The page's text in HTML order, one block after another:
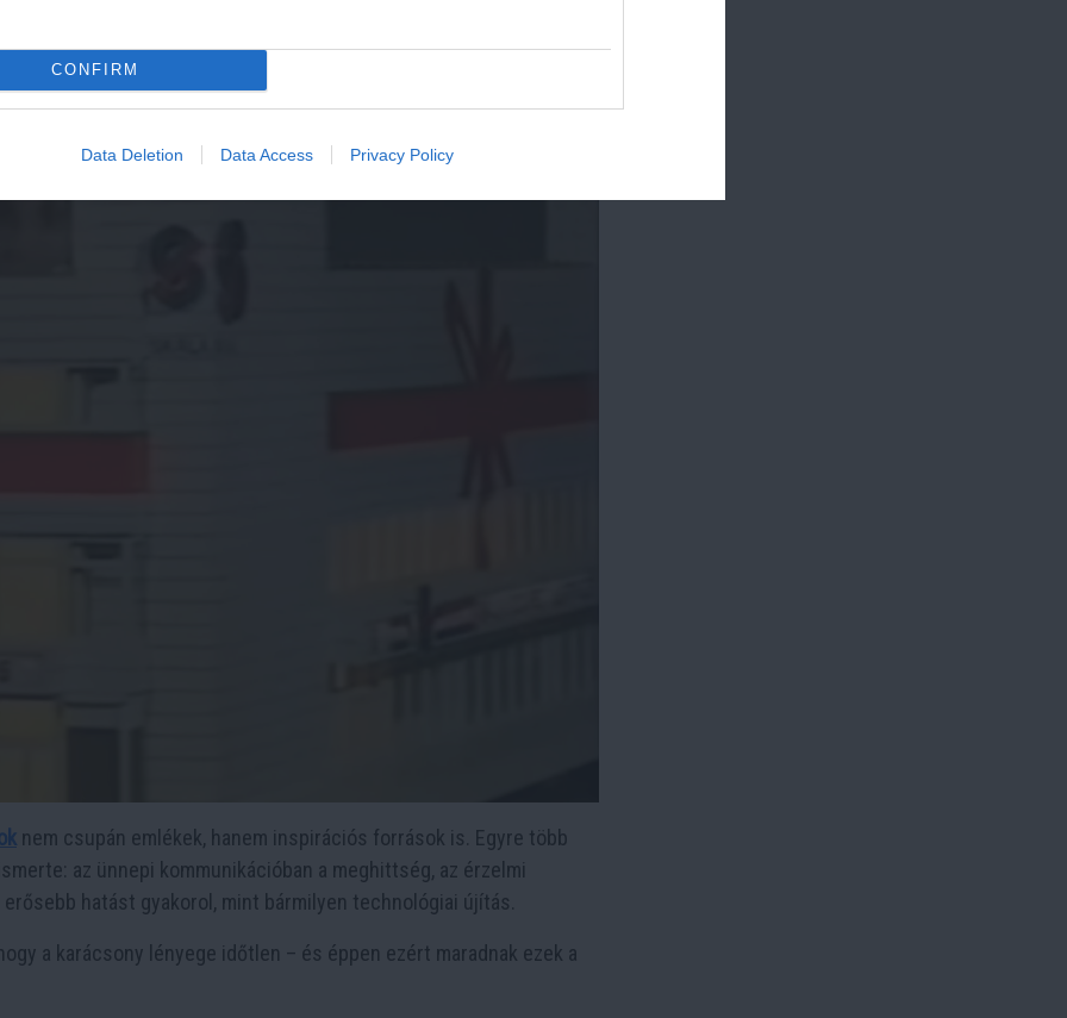
CONFIRM
Data Deletion Data Access Privacy Policy
reklámok?
nem csupán emlékek, hanem inspirációs források is. Egyre több
az ünnepi kommunikációban a meghittség, az érzelmi
hatást gyakorol, mint bármilyen technológiai újítás.
a karácsony lényege időtlen – és éppen ezért maradnak ezek a